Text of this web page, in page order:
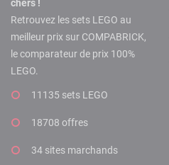
chers !
Retrouvez les sets LEGO au
meilleur prix sur COMPABRICK,
le comparateur de prix 100%
LEGO.
11135 sets LEGO
18708 offres
34 sites marchands